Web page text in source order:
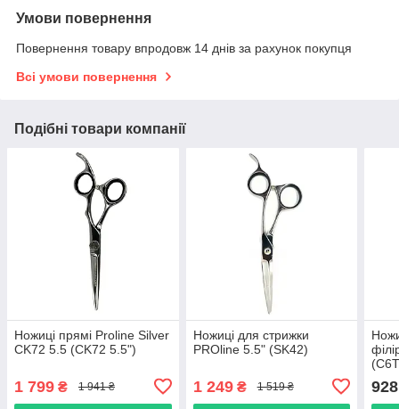
Умови повернення
Повернення товару впродовж 14 днів за рахунок покупця
Всі умови повернення
Подібні товари компанії
Ножиці прямі Proline Silver
CK72 5.5 (CK72 5.5")
1 799 ₴ 1 941 ₴
Ножиці для стрижки
PROline 5.5" (SK42)
1 249₴ 1 519 ₴ 928